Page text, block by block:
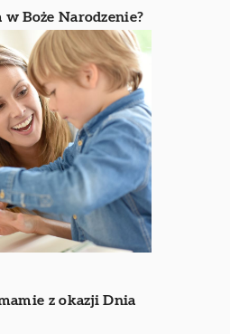
Boże Narodzenie?
z okazji Dnia